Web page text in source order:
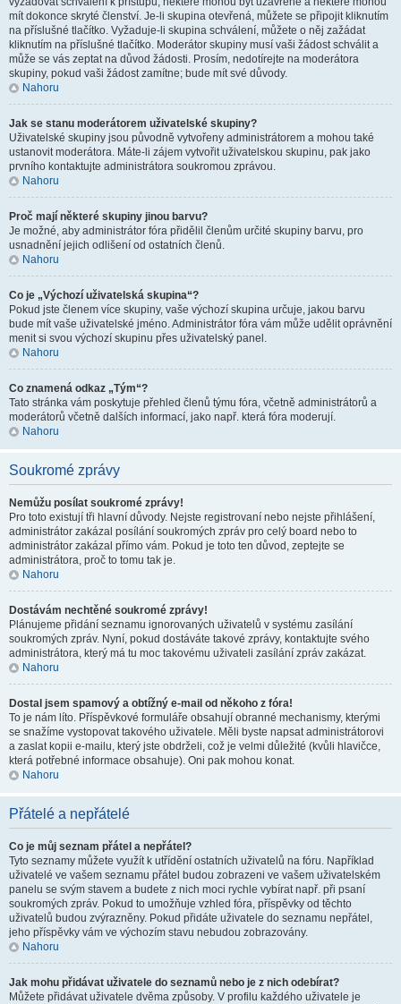
mít dokonce skryté členství. Je-li skupina otevřená, můžete se připojit kliknutím
na příslušné tlačítko. Vyžaduje-li skupina schválení, můžete o něj zažádat
kliknutím na příslušné tlačítko. Moderátor skupiny musí vaši žádost schválit a
může se vás zeptat na důvod žádosti. Prosím, nedotírejte na moderátora
skupiny, pokud vaši žádost zamítne; bude mít své důvody.
Nahoru
Jak se stanu moderátorem uživatelské skupiny?
Uživatelské skupiny jsou původně vytvořeny administrátorem a mohou také
ustanovit moderátora. Máte-li zájem vytvořit uživatelskou skupinu, pak jako
prvního kontaktujte administrátora soukromou zprávou.
Nahoru
Proč mají některé skupiny jinou barvu?
Je možné, aby administrátor fóra přidělil členům určité skupiny barvu, pro
usnadnění jejich odlišení od ostatních členů.
Nahoru
Co je „Výchozí uživatelská skupina“?
Pokud jste členem více skupiny, vaše výchozí skupina určuje, jakou barvu
bude mít vaše uživatelské jméno. Administrátor fóra vám může udělit oprávnění
menit si svou výchozí skupinu přes uživatelský panel.
Nahoru
Co znamená odkaz „Tým“?
Tato stránka vám poskytuje přehled členů týmu fóra, včetně administrátorů a
moderátorů včetně dalších informací, jako např. která fóra moderují.
Nahoru
Soukromé zprávy
Nemůžu posílat soukromé zprávy!
Pro toto existují tři hlavní důvody. Nejste registrovaní nebo nejste přihlášení,
administrátor zakázal posílání soukromých zpráv pro celý board nebo to
administrátor zakázal přímo vám. Pokud je toto ten důvod, zeptejte se
administrátora, proč to tomu tak je.
Nahoru
Dostávám nechtěné soukromé zprávy!
Plánujeme přidání seznamu ignorovaných uživatelů v systému zasílání
soukromých zpráv. Nyní, pokud dostáváte takové zprávy, kontaktujte svého
administrátora, který má tu moc takovému uživateli zasílání zpráv zakázat.
Nahoru
Dostal jsem spamový a obtížný e-mail od někoho z fóra!
To je nám líto. Příspěvkové formuláře obsahují obranné mechanismy, kterými
se snažíme vystopovat takového uživatele. Měli byste napsat administrátorovi
a zaslat kopii e-mailu, který jste obdrželi, což je velmi důležité (kvůli hlavičce,
která potřebné informace obsahuje). Oni pak mohou konat.
Nahoru
Přátelé a nepřátelé
Co je můj seznam přátel a nepřátel?
Tyto seznamy můžete využít k utřídění ostatních uživatelů na fóru. Například
uživatelé ve vašem seznamu přátel budou zobrazeni ve vašem uživatelském
panelu se svým stavem a budete z nich moci rychle vybírat např. při psaní
soukromých zpráv. Pokud to umožňuje vzhled fóra, příspěvky od těchto
uživatelů budou zvýrazněny. Pokud přidáte uživatele do seznamu nepřátel,
jeho příspěvky vám ve výchozím stavu nebudou zobrazovány.
Nahoru
Jak mohu přidávat uživatele do seznamů nebo je z nich odebírat?
Můžete přidávat uživatele dvěma způsoby. V profilu každého uživatele je